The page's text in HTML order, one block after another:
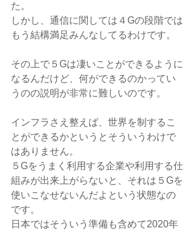
た。
しかし、通信に関しては４Gの段階では
もう結構満足みんなしてるわけです。
その上で５Gは凄いことができるように
なるんだけど、何ができるのかってい
うのの説明が非常に難しいのです。
インフラさえ整えば、世界を制するこ
とができるかというとそういうわけで
はありません。
５Gをうまく利用する企業や利用する仕
組みが出来上がらないと、それは５Gを
使いこなせないんだよという状態なの
です。
日本ではそういう準備も含めて2020年